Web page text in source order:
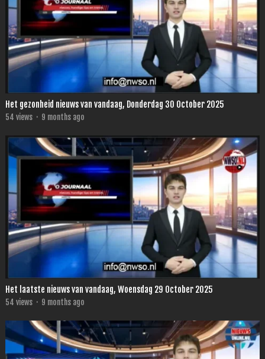
Het gezonheid nieuws van vandaag, Donderdag 30 October 2025
54 views · 9 months ago
Het laatste nieuws van vandaag, Woensdag 29 October 2025
54 views · 9 months ago